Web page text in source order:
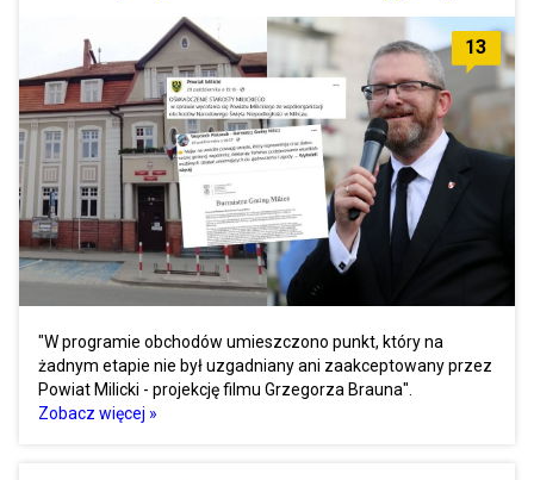
13
"W programie obchodów umieszczono punkt, który na
żadnym etapie nie był uzgadniany ani zaakceptowany przez
Powiat Milicki - projekcję filmu Grzegorza Brauna".
Zobacz więcej »